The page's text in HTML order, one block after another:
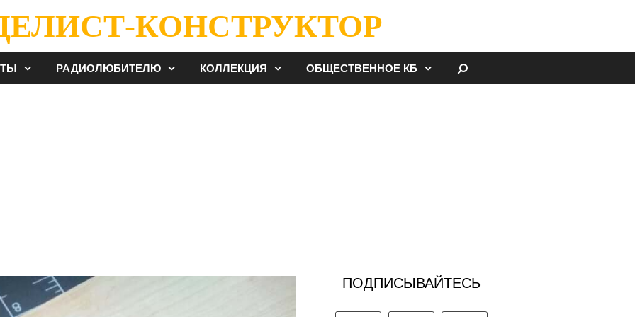
КОНСТРУКТОР
РАДИОЛЮБИТЕЛЮ КОЛЛЕКЦИЯ ОБЩЕСТВЕННОЕ КБ
ПОДПИСЫВАЙТЕСЬ